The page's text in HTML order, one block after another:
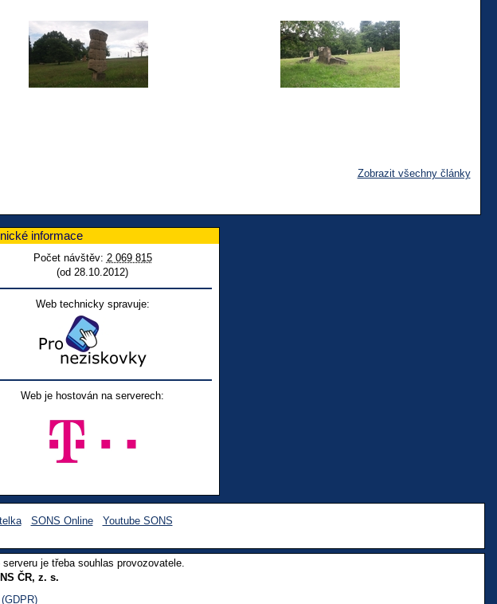
Zobrazit všechny články
informace
Počet návštěv: 2 069 815
(od 28.10.2012)
Web technicky spravuje:
Web je hostován na serverech:
SONS Online Youtube SONS
je třeba souhlas provozovatele.
ČR, z. s.